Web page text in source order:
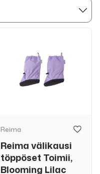
Reima
Reima välikausi
töppöset Toimii,
Blooming Lilac